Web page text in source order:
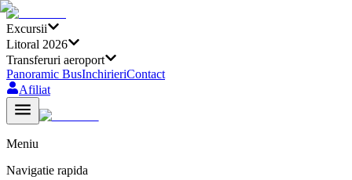
Excursii
Litoral 2026
Transferuri aeroport
Panoramic BusInchirieriContact
Afiliat
Meniu
Navigatie rapida